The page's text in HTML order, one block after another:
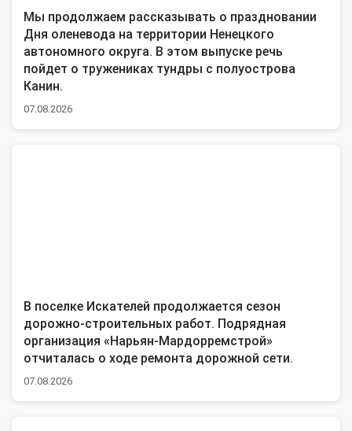
Мы продолжаем рассказывать о праздновании
Дня оленевода на территории Ненецкого
автономного округа. В этом выпуске речь
пойдет о тружениках тундры с полуострова
Канин.
07.08.2026
В поселке Искателей продолжается сезон
дорожно-строительных работ. Подрядная
организация «Нарьян-Мардорремстрой»
отчиталась о ходе ремонта дорожной сети.
07.08.2026